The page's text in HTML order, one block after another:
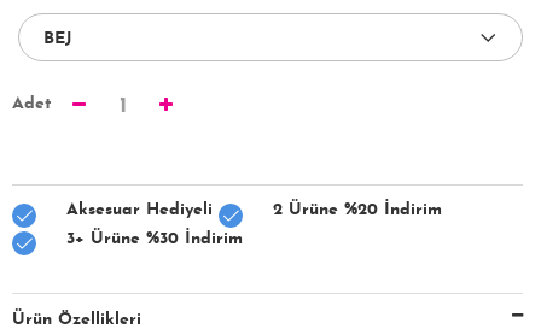
Adet 1
Aksesuar Hediyeli
2 Ürüne %20 İndirim
3+ Ürüne %30 İndirim
Ürün Özellikleri